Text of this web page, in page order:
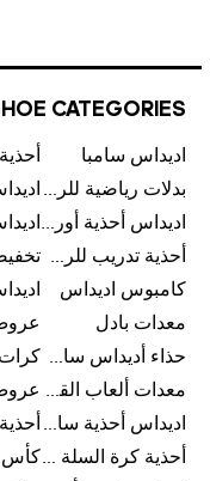
CATEGORIES
اديداس سامبا
بدلات رياضية للرجال
اديداس أحذية أورجينالز
أحذية تدريب للرجال
كامبوس اديداس
معدات بادل
حذاء أديداس سامبا للأطفال
معدات ألعاب القوى
اديداس أحذية سامبا للنساء
أحذية كرة السلة للرجال